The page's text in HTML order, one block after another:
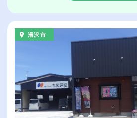
湯沢市